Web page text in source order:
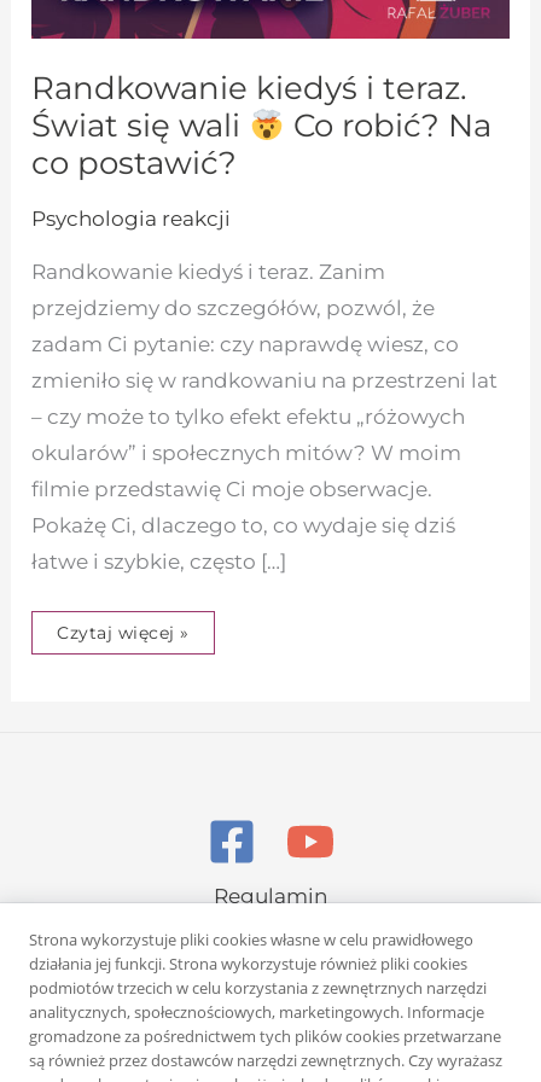
Randkowanie kiedyś i teraz.
Świat się wali
Co robić? Na
co postawić?
Psychologia reakcji
Randkowanie kiedyś i teraz. Zanim
przejdziemy do szczegółów, pozwól, że
zadam Ci pytanie: czy naprawdę wiesz, co
zmieniło się w randkowaniu na przestrzeni lat
– czy może to tylko efekt efektu „różowych
okularów” i społecznych mitów? W moim
filmie przedstawię Ci moje obserwacje.
Pokażę Ci, dlaczego to, co wydaje się dziś
łatwe i szybkie, często […]
Czytaj więcej »
Regulamin
Polityka prywatności
Strona wykorzystuje pliki cookies własne w celu prawidłowego
działania jej funkcji. Strona wykorzystuje również pliki cookies
podmiotów trzecich w celu korzystania z zewnętrznych narzędzi
analitycznych, społecznościowych, marketingowych. Informacje
gromadzone za pośrednictwem tych plików cookies przetwarzane
są również przez dostawców narzędzi zewnętrznych. Czy wyrażasz